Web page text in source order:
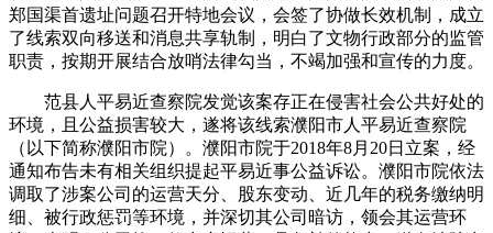
郑国渠首遗址问题召开特地会议，会签了协做长效机制，成立
了线索双向移送和消息共享轨制，明白了文物行政部分的监管
职责，按期开展结合放哨法律勾当，不竭加强和宣传的力度。
范县人平易近查察院发觉该案存正在侵害社会公共好处的
环境，且公益损害较大，遂将该线索濮阳市人平易近查察院
（以下简称濮阳市院）。濮阳市院于2018年8月20日立案，经
通知布告未有相关组织提起平易近事公益诉讼。濮阳市院依法
调取了涉案公司的运营天分、股东变动、近几年的税务缴纳明
细、被行政惩罚等环境，并深切其公司暗访，领会其运营环